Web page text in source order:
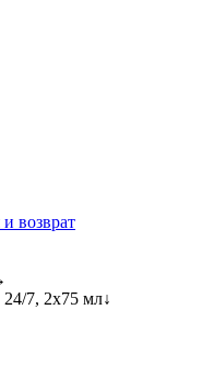
возврат
7, 2х75 мл↓